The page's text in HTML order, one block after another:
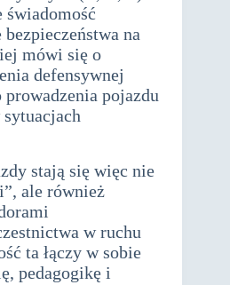
świadomość
bezpieczeństwa na
mówi się o
defensywnej
pojazdu
stają się więc nie
ale również
w ruchu
ta łączy w sobie
pedagogikę i